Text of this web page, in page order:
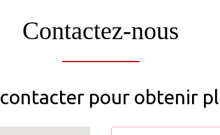
Contactez-nous
contacter pour obtenir